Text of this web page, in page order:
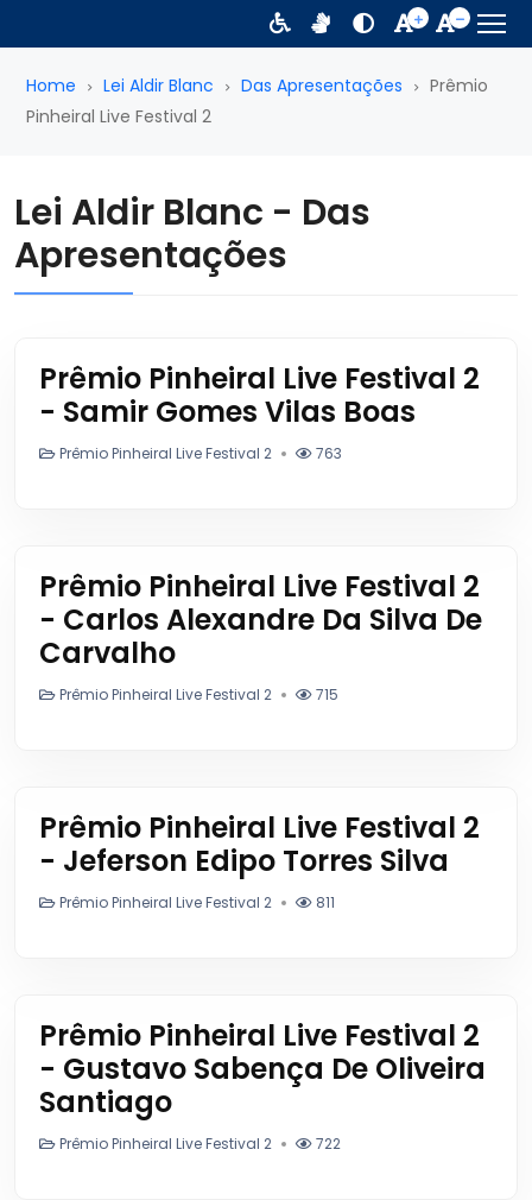
Home Lei Aldir Blanc Das Apresentações
Prêmio
Pinheiral Live Festival 2
Lei Aldir Blanc - Das
Apresentações
Prêmio Pinheiral Live Festival 2
- Samir Gomes Vilas Boas
Prêmio Pinheiral Live Festival 2 763
Prêmio Pinheiral Live Festival 2
- Carlos Alexandre Da Silva De
Carvalho
Prêmio Pinheiral Live Festival 2 715
Prêmio Pinheiral Live Festival 2
- Jeferson Edipo Torres Silva
Prêmio Pinheiral Live Festival 2 811
Prêmio Pinheiral Live Festival 2
- Gustavo Sabença De Oliveira
Santiago
Prêmio Pinheiral Live Festival 2 722